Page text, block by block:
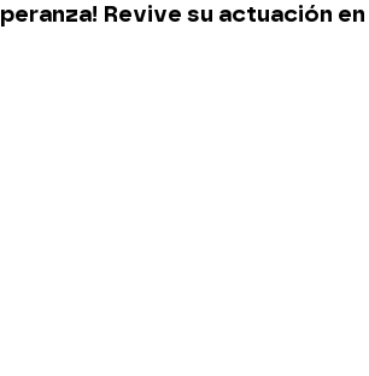
Revive su actuación en